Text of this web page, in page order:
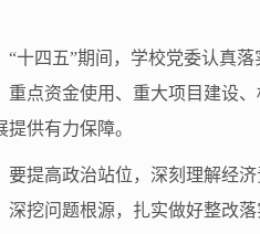
“十四五”期间，学校党委认真
重点资金使用、重大项目建设
供有力保障。
要提高政治站位，深刻理解经
深挖问题根源，扎实做好整改